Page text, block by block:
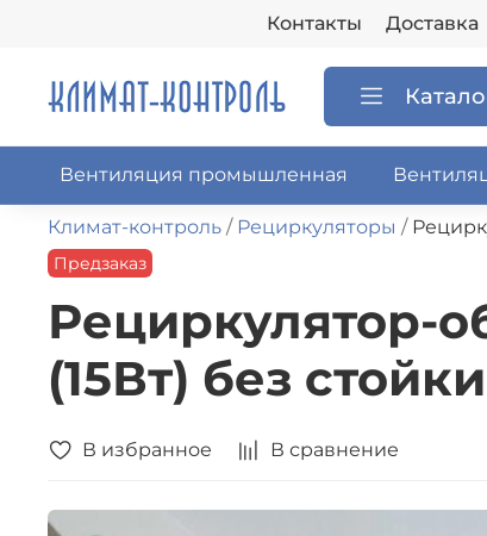
Контакты Доставка
Вентиляция промышленная
Климат-контроль Рециркуляторы
Предзаказ
Рециркулятор-
(15Вт) без стойки
В избранное В сравнение